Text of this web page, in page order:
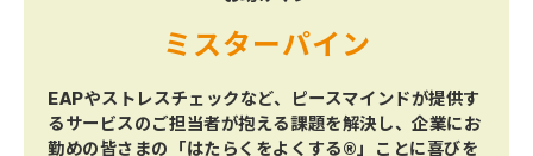
ミスターパイン
EAPやストレスチェックなど、ピースマインドが提供す
るサービスのご担当者が抱える課題を解決し、企業にお
勤めの皆さまの「はたらくをよくする®」ことに喜びを